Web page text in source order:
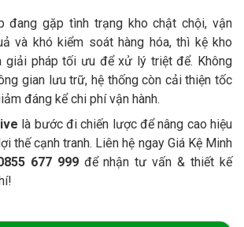
đang gặp tình trạng kho chật chội, vận
và khó kiểm soát hàng hóa, thì kệ kho
giải pháp tối ưu để xử lý triệt để. Không
gian lưu trữ, hệ thống còn cải thiện tốc
đáng kể chi phí vận hành.
là bước đi chiến lược để nâng cao hiệu
thế cạnh tranh. Liên hệ ngay Giá Kệ Minh
677 999 để nhận tư vấn & thiết kế